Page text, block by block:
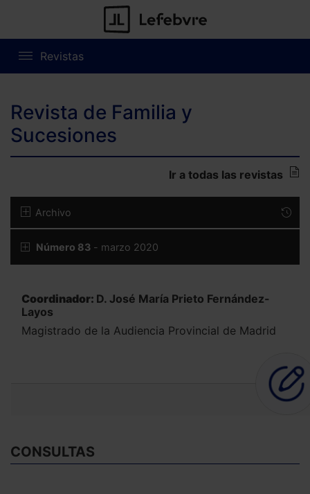
Revistas
Revista de Familia y
Sucesiones
Ir a todas las revistas
Archivo
Número 83 - marzo 2020
Coordinador: D. José María Prieto Fernández-
Layos
Magistrado de la Audiencia Provincial de Madrid
CONSULTAS